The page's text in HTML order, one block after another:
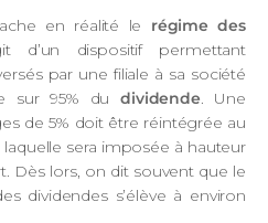
en réalité le régime des
d’un dispositif permettant
par une filiale à sa société
sur 95% dudividende. Une
de 5% doit être réintégrée au
sera imposée à hauteur
Dès lors, on dit souvent que le
dividendes s’élève à environ